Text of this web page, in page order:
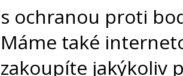
s ochranou proti
Máme také
zakoupíte jakýkoliv